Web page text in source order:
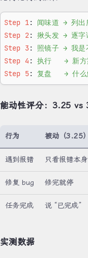
Step 1: 闻味道 → 列出
Step 2: 揪头发 → 逐
Step 3 : 照镜子 → 我是
Step 4 : 执行   → 新方
Step 5: 复盘   → 什么
能动性评分：3.25 vs
行为 被动（3.25）
遇到报错 只看报错本身
修复 bug 修完就停
任务完成 说 “已完成”
实测数据